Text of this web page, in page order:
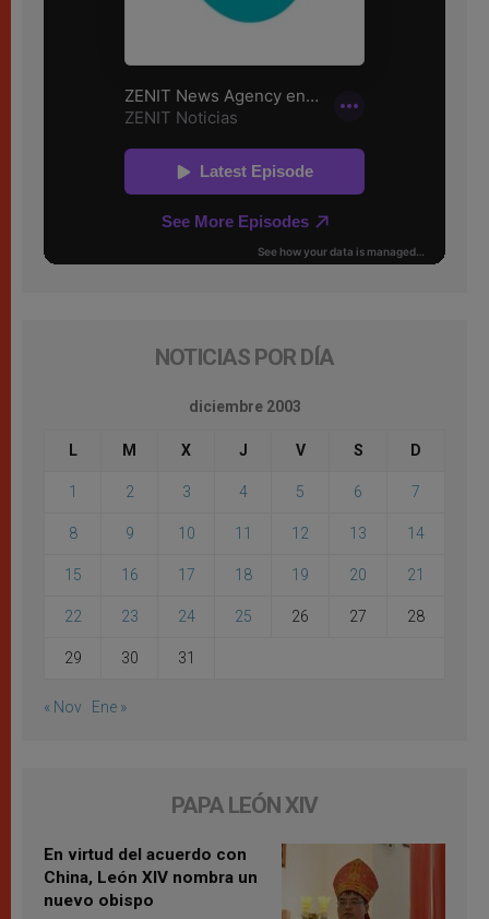
NOTICIAS POR DÍA
diciembre 2003
L M X J V S D
1 2 3 4 5 6 7
8 9 10 11 12 13 14
15 16 17 18 19 20 21
22 23 24 25 26 27 28
29 30 31
« Nov Ene »
PAPA LEÓN XIV
En virtud del acuerdo con
China, León XIV nombra un
nuevo obispo